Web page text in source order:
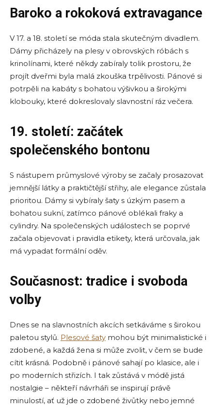
Baroko a rokoková extravagance
V 17. a 18. století se móda stala skutečným divadlem.
Dámy přicházely na plesy v obrovských róbách s
krinolínami, které někdy zabíraly tolik prostoru, že
projít dveřmi byla malá zkouška trpělivosti. Pánové si
potrpěli na kabáty s bohatou výšivkou a širokými
klobouky, které dokreslovaly slavnostní ráz večera.
19. století: začátek
společenského bontonu
S nástupem průmyslové výroby se začaly prosazovat
jemnější látky a praktičtější střihy, ale elegance zůstala
prioritou. Dámy si vybíraly šaty s úzkým pasem a
bohatou sukní, zatímco pánové oblékali fraky a
cylindry. Na společenských událostech se poprvé
začala objevovat i pravidla etikety, která určovala, jak
má vypadat formální oděv.
Současnost: tradice i svoboda
volby
Dnes se na slavnostních akcích setkáváme s širokou
paletou stylů. Plesové šaty mohou být minimalistické i
zdobené, a každá žena si může zvolit, v čem se bude
cítit krásná. Podobně i pánové sahají po klasice, ale i
po moderních střizích. I tak zůstává v módě jistá
nostalgie – někteří návrháři se inspirují právě
minulostí, ať už jde o zdobené živůtky nebo jemné